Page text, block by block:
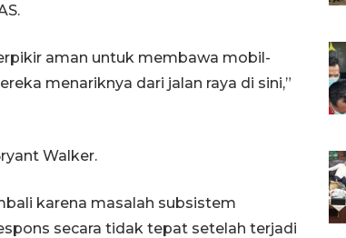
aman untuk membawa mobil-
menariknya dari jalan raya di sini,”
Walker.
karena masalah subsistem
secara tidak tepat setelah terjadi